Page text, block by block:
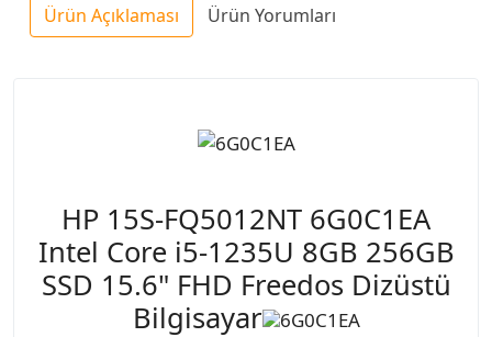
Ürün Açıklaması Ürün Yorumları
HP 15S-FQ5012NT 6G0C1EA
Intel Core i5-1235U 8GB 256GB
SSD 15.6" FHD Freedos Dizüstü
Bilgisayar